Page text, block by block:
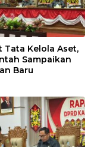
Tata Kelola Aset,
Sampaikan
Baru